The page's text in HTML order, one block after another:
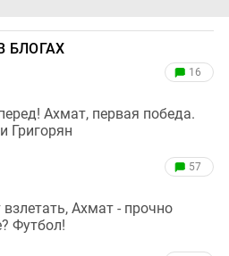
БЛОГАХ
16
Ахмат, первая победа.
Григорян
57
Ахмат - прочно
Футбол!